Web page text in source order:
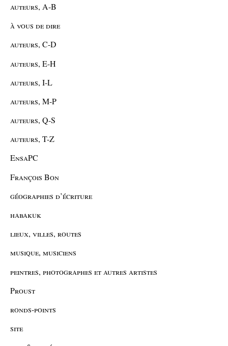
auteurs, A-B
à vous de dire
auteurs, C-D
auteurs, E-H
auteurs, I-L
auteurs, M-P
auteurs, Q-S
auteurs, T-Z
EnsaPC
François Bon
géographies d’écriture
habakuk
lieux, villes, routes
musique, musiciens
peintres, photographes et autres artistes
Proust
ronds-points
site